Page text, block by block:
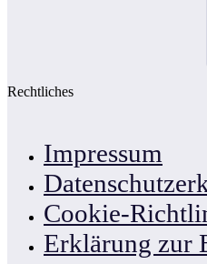
Rechtliches
Impressum
Cookie-
Erklärung zur